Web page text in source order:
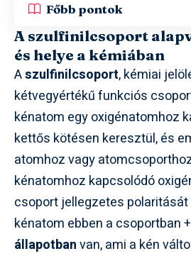
Főbb pontok
A szulfinilcsoport
és helye a kémiában
Aszulfinilcsoport, kémiai
kétvegyértékű funkciós
kénatom egy oxigénatomhoz
kettős kötésen keresztül, és
atomhoz vagy
kénatomhoz kapcsolódó
csoport jellegzetes
kénatom ebben a csoportban
állapotbanvan, ami a kén